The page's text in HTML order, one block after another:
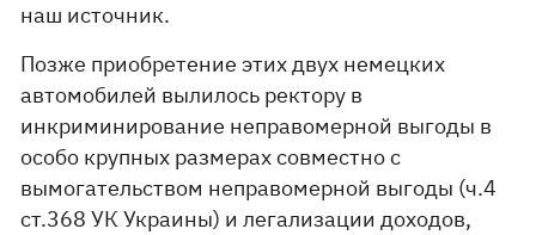
наш источник.
Позже приобретение этих двух немецких
автомобилей вылилось ректору в
инкриминирование неправомерной выгоды в
особо крупных размерах совместно с
вымогательством неправомерной выгоды (ч.4
ст.368 УК Украины) и легализации доходов,